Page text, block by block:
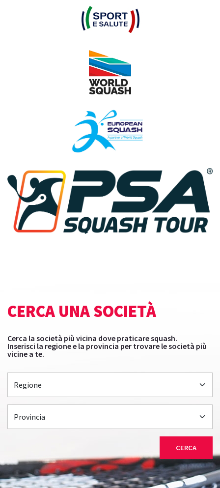
CERCA UNA SOCIETÀ
Cerca la società più vicina dove praticare squash.
Inserisci la regione e la provincia per trovare le società più
vicine a te.
CERCA